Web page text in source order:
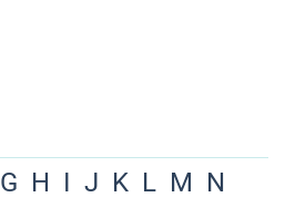
G H I J K L M N